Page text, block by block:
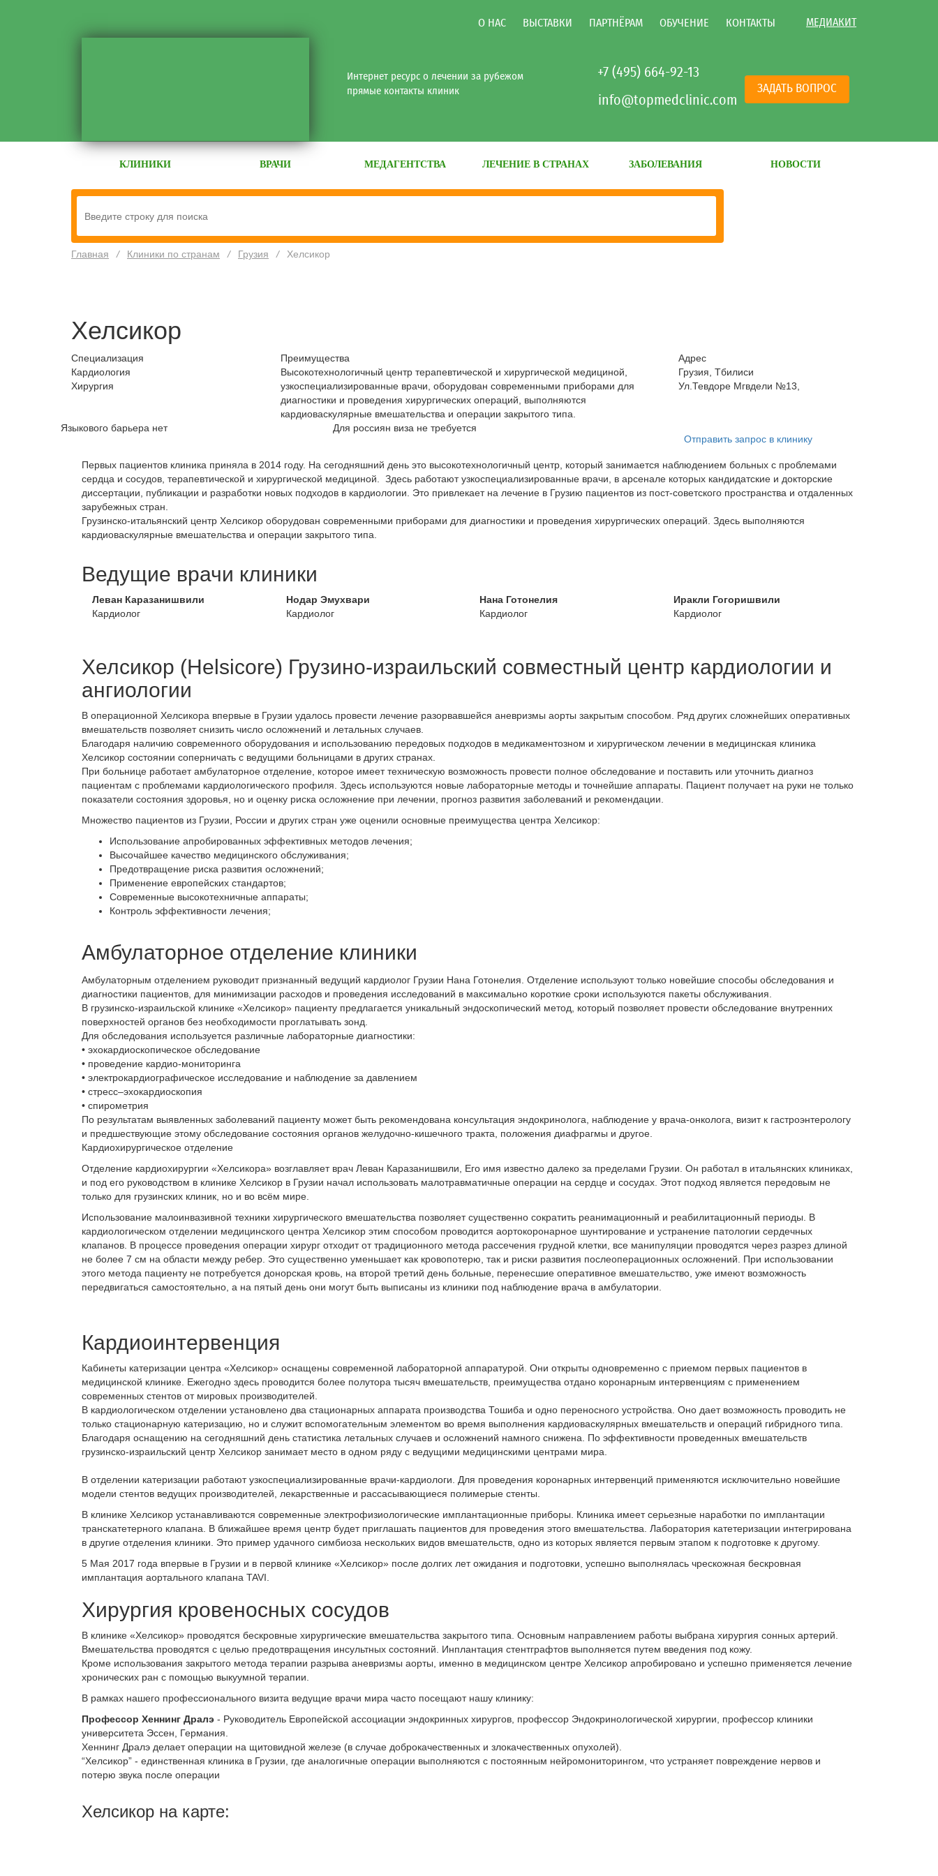
О НАС ВЫСТАВКИ ПАРТНЁРАМ ОБУЧЕНИЕ КОНТАКТЫ МЕДИАКИТ
Интернет ресурс о лечении за рубежом
прямые контакты клиник
+7 (495) 664-92-13
info@topmedclinic.com
ЗАДАТЬ ВОПРОС
КЛИНИКИ ВРАЧИ МЕДАГЕНТСТВА ЛЕЧЕНИЕ В СТРАНАХ ЗАБОЛЕВАНИЯ НОВОСТИ
Главная / Клиники по странам / Грузия / Хелсикор
Хелсикор
Специализация
Кардиология
Хирургия
Преимущества
Высокотехнологичный центр терапевтической и хирургической медициной,
узкоспециализированные врачи, оборудован современными приборами для
диагностики и проведения хирургических операций, выполняются
кардиоваскулярные вмешательства и операции закрытого типа.
Адрес
Грузия, Тбилиси
Ул.Тевдоре Мгвдели №13,
Отправить запрос в клинику
Для россиян виза не требуется
Языкового барьера нет
Первых пациентов клиника приняла в 2014 году. На сегодняшний день это высокотехнологичный центр, который занимается наблюдением больных с проблемами
сердца и сосудов, терапевтической и хирургической медициной. Здесь работают узкоспециализированные врачи, в арсенале которых кандидатские и докторские
диссертации, публикации и разработки новых подходов в кардиологии. Это привлекает на лечение в Грузию пациентов из пост-советского пространства и отдаленных
зарубежных стран.
Грузинско-итальянский центр Хелсикор оборудован современными приборами для диагностики и проведения хирургических операций. Здесь выполняются
кардиоваскулярные вмешательства и операции закрытого типа.
Ведущие врачи клиники
Леван Каразанишвили
Кардиолог
Нодар Эмухвари
Кардиолог
Нана Готонелия
Кардиолог
Иракли Гогоришвили
Кардиолог
Хелсикор (Helsicore) Грузино-израильский совместный центр кардиологии и
ангиологии
В операционной Хелсикора впервые в Грузии удалось провести лечение разорвавшейся аневризмы аорты закрытым способом. Ряд других сложнейших оперативных
вмешательств позволяет снизить число осложнений и летальных случаев.
Благодаря наличию современного оборудования и использованию передовых подходов в медикаментозном и хирургическом лечении в медицинская клиника
Хелсикор состоянии соперничать с ведущими больницами в других странах.
При больнице работает амбулаторное отделение, которое имеет техническую возможность провести полное обследование и поставить или уточнить диагноз
пациентам с проблемами кардиологического профиля. Здесь используются новые лабораторные методы и точнейшие аппараты. Пациент получает на руки не только
показатели состояния здоровья, но и оценку риска осложнение при лечении, прогноз развития заболеваний и рекомендации.
Множество пациентов из Грузии, России и других стран уже оценили основные преимущества центра Хелсикор:
Использование апробированных эффективных методов лечения;
Высочайшее качество медицинского обслуживания;
Предотвращение риска развития осложнений;
Применение европейских стандартов;
Современные высокотехничные аппараты;
Контроль эффективности лечения;
Амбулаторное отделение клиники
Амбулаторным отделением руководит признанный ведущий кардиолог Грузии Нана Готонелия. Отделение используют только новейшие способы обследования и
диагностики пациентов, для минимизации расходов и проведения исследований в максимально короткие сроки используются пакеты обслуживания.
В грузинско-израильской клинике «Хелсикор» пациенту предлагается уникальный эндоскопический метод, который позволяет провести обследование внутренних
поверхностей органов без необходимости проглатывать зонд.
Для обследования используется различные лабораторные диагностики:
• эхокардиоскопическое обследование
• проведение кардио-мониторинга
• электрокардиографическое исследование и наблюдение за давлением
• стресс–эхокардиоскопия
• спирометрия
По результатам выявленных заболеваний пациенту может быть рекомендована консультация эндокринолога, наблюдение у врача-онколога, визит к гастроэнтерологу
и предшествующие этому обследование состояния органов желудочно-кишечного тракта, положения диафрагмы и другое.
Кардиохирургическое отделение
Отделение кардиохирургии «Хелсикора» возглавляет врач Леван Каразанишвили, Его имя известно далеко за пределами Грузии. Он работал в итальянских клиниках,
и под его руководством в клинике Хелсикор в Грузии начал использовать малотравматичные операции на сердце и сосудах. Этот подход является передовым не
только для грузинских клиник, но и во всём мире.
Использование малоинвазивной техники хирургического вмешательства позволяет существенно сократить реанимационный и реабилитационный периоды. В
кардиологическом отделении медицинского центра Хелсикор этим способом проводится аортокоронарное шунтирование и устранение патологии сердечных
клапанов. В процессе проведения операции хирург отходит от традиционного метода рассечения грудной клетки, все манипуляции проводятся через разрез длиной
не более 7 см на области между ребер. Это существенно уменьшает как кровопотерю, так и риски развития послеоперационных осложнений. При использовании
этого метода пациенту не потребуется донорская кровь, на второй третий день больные, перенесшие оперативное вмешательство, уже имеют возможность
передвигаться самостоятельно, а на пятый день они могут быть выписаны из клиники под наблюдение врача в амбулатории.
Кардиоинтервенция
Кабинеты катеризации центра «Хелсикор» оснащены современной лабораторной аппаратурой. Они открыты одновременно с приемом первых пациентов в
медицинской клинике. Ежегодно здесь проводится более полутора тысяч вмешательств, преимущества отдано коронарным интервенциям с применением
современных стентов от мировых производителей.
В кардиологическом отделении установлено два стационарных аппарата производства Тошиба и одно переносного устройства. Оно дает возможность проводить не
только стационарную катеризацию, но и служит вспомогательным элементом во время выполнения кардиоваскулярных вмешательств и операций гибридного типа.
Благодаря оснащению на сегодняшний день статистика летальных случаев и осложнений намного снижена. По эффективности проведенных вмешательств
грузинско-израильский центр Хелсикор занимает место в одном ряду с ведущими медицинскими центрами мира.
В отделении катеризации работают узкоспециализированные врачи-кардиологи. Для проведения коронарных интервенций применяются исключительно новейшие
модели стентов ведущих производителей, лекарственные и рассасывающиеся полимерые стенты.
В клинике Хелсикор устанавливаются современные электрофизиологические имплантационные приборы. Клиника имеет серьезные наработки по имплантации
транскатетерного клапана. В ближайшее время центр будет приглашать пациентов для проведения этого вмешательства. Лаборатория катетеризации интегрирована
в другие отделения клиники. Это пример удачного симбиоза нескольких видов вмешательств, одно из которых является первым этапом к подготовке к другому.
5 Mая 2017 года впервые в Грузии и в первой клинике «Хелсикор» после долгих лет ожидания и подготовки, успешно выполнялась чрескожная бескровная
имплантация аортального клапана TAVI.
Хирургия кровеносных сосудов
В клинике «Хелсикор» проводятся бескровные хирургические вмешательства закрытого типа. Основным направлением работы выбрана хирургия сонных артерий.
Вмешательства проводятся с целью предотвращения инсультных состояний. Инплантация стентграфтов выполняется путем введения под кожу.
Кроме использования закрытого метода терапии разрыва аневризмы аорты, именно в медицинском центре Хелсикор апробировано и успешно применяется лечение
хронических ран с помощью выкуумной терапии.
В рамках нашего профессионального визита ведущие врачи мира часто посещают нашу клинику:
Профессор Хеннинг Дралэ - Руководитель Европейской ассоциации эндокринных хирургов, профессор Эндокринологической хирургии, профессор клиники
университета Эссен, Германия.
Хеннинг Дралэ делает операции на щитовидной железе (в случае доброкачественных и злокачественных опухолей).
“Хелсикор” - единственная клиника в Грузии, где аналогичные операции выполняются с постоянным нейромониторингом, что устраняет повреждение нервов и
потерю звука после операции
Хелсикор на карте: